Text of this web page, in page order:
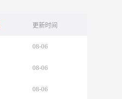
更新时间
08-06
08-06
08-06